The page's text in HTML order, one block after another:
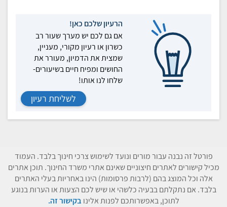
הרעיון שלכם כאן!
אם גם לכם יש מערך שעור רב
כשרון או רעיון מקורי, מעניין,
שמצית את הדמיון, מעורר את
החושים ומפיח חיים בשיעורים-
שלחו לנו אותו!
לשליחת רעיון
פורטל זה נבנה עבור מורים ונועד לשימוש צרכי חינוך בלבד. העמוד
מכיל קישורים לאתרים חיצוניים שאינם אתרי משרד החינוך. תוכן אתרים
אלה וכל המוצג בהם (לרבות פרסומות) הינו באחריות בעלי האתרים
בלבד. אם נתקלתם בבעיה כלשהי או שיש לכם הצעות או הערות בנוגע
לתוכן, באפשרותכם לפנות אלינו בקישור זה.